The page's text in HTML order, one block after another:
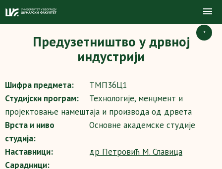
+
Предузетништво у дрвној
индустрији
Шифра предмета:
ТМП36Ц1
Студијски програм:
Технологије, менџмент и
пројектовање намештаја и производа од дрвета
Врста и ниво
студија:
Основне академске студије
Наставници:
др Петровић М. Славица
Сарадници: